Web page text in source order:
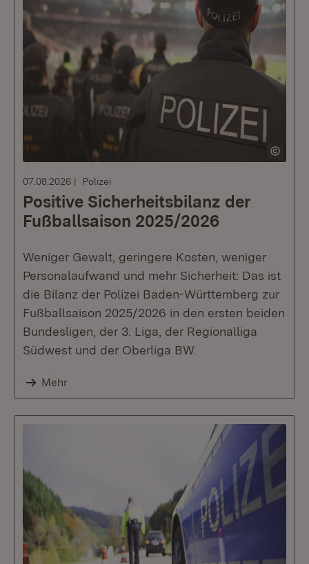
07.08.2026 Polizei
Positive Sicherheitsbilanz der
Fußballsaison 2025/2026
Weniger Gewalt, geringere Kosten, weniger
Personalaufwand und mehr Sicherheit: Das ist
die Bilanz der Polizei Baden-Württemberg zur
Fußballsaison 2025/2026 in den ersten beiden
Bundesligen, der 3. Liga, der Regionalliga
Südwest und der Oberliga BW.
Mehr